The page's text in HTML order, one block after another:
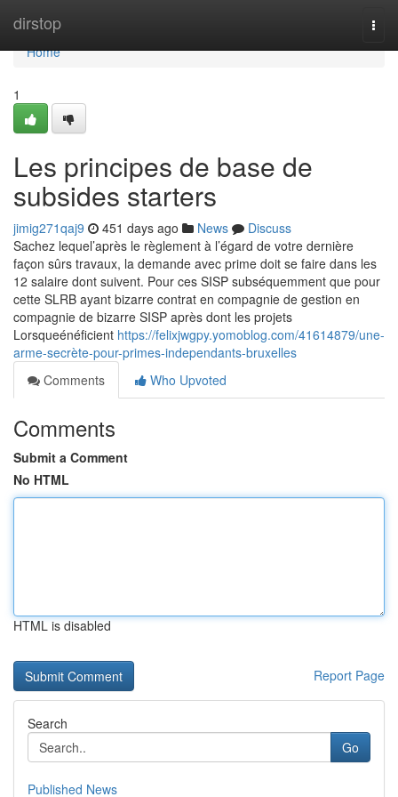
dirstop
Home
Home
1
Les principes de base de
subsides starters
jimig271qaj9 451 days ago News
Discuss
Sachez lequel’après le règlement à l’égard de votre dernière
façon sûrs travaux, la demande avec prime doit se faire dans les
12 salaire dont suivent. Pour ces SISP subséquemment que pour
cette SLRB ayant bizarre contrat en compagnie de gestion en
compagnie de bizarre SISP après dont les projets
Lorsqueénéficient https://felixjwgpy.yomoblog.com/41614879/une-
arme-secrète-pour-primes-independants-bruxelles
Comments
Who Upvoted
Comments
Submit a Comment
No HTML
HTML is disabled
Report Page
Search
Go
Published News